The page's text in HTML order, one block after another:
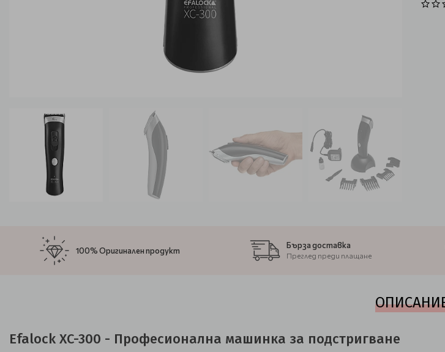
100% Оригинален продукт
Бърза доставка
Преглед преди плащане
Efalock XC-300 - Професионална машинка за подстригване